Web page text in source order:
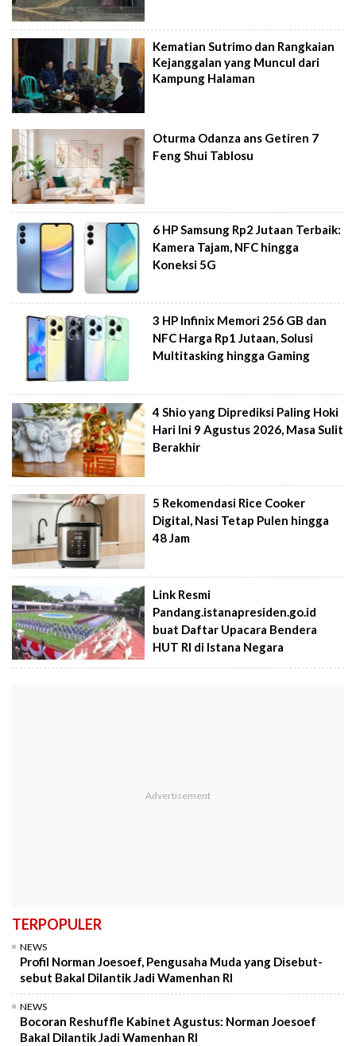
Kematian Sutrimo dan Rangkaian
Kejanggalan yang Muncul dari
Kampung Halaman
Oturma Odanza ans Getiren 7
Feng Shui Tablosu
6 HP Samsung Rp2 Jutaan Terbaik:
Kamera Tajam, NFC hingga
Koneksi 5G
3 HP Infinix Memori 256 GB dan
NFC Harga Rp1 Jutaan, Solusi
Multitasking hingga Gaming
4 Shio yang Diprediksi Paling Hoki
Hari Ini 9 Agustus 2026, Masa Sulit
Berakhir
5 Rekomendasi Rice Cooker
Digital, Nasi Tetap Pulen hingga
48 Jam
Link Resmi
Pandang.istanapresiden.go.id
buat Daftar Upacara Bendera
HUT RI di Istana Negara
TERPOPULER
NEWS
Profil Norman Joesoef, Pengusaha Muda yang Disebut-
sebut Bakal Dilantik Jadi Wamenhan RI
NEWS
Bocoran Reshuffle Kabinet Agustus: Norman Joesoef
Bakal Dilantik Jadi Wamenhan RI